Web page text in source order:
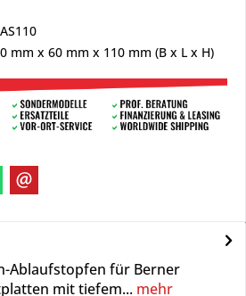
mm x 60 mm x 110 mm (B x L x H)
Ablaufstopfen für Berner
mit tiefem... mehr